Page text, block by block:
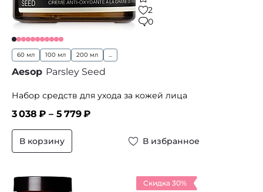
2
0
60 мл 100 мл 200 мл ...
Aesop Parsley Seed
Набор средств для ухода за кожей лица
3 038 ₽ – 5 779₽
В корзину В избранное
Скидка 30%